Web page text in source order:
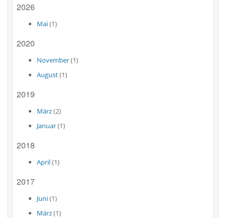
2026
Mai(1)
2020
November(1)
August(1)
2019
März(2)
Januar(1)
2018
April(1)
2017
Juni(1)
März(1)